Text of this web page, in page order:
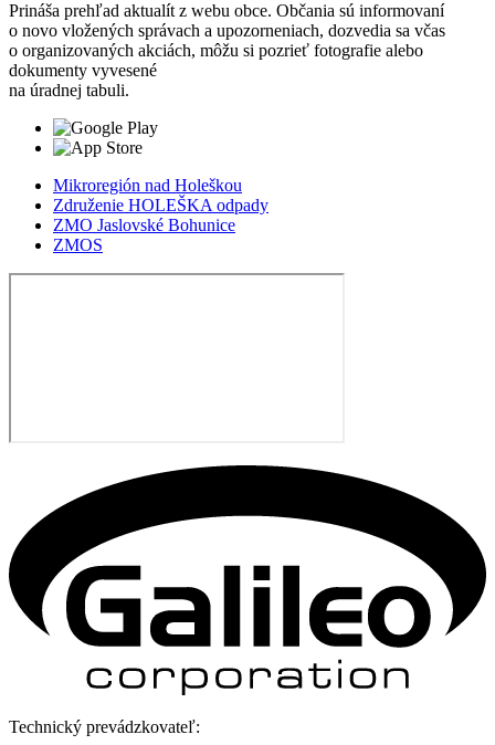
Prináša prehľad aktualít z webu obce. Občania sú informovaní
o novo vložených správach a upozorneniach, dozvedia sa včas
o organizovaných akciách, môžu si pozrieť fotografie alebo
dokumenty vyvesené
na úradnej tabuli.
Mikroregión nad Holeškou
Združenie HOLEŠKA odpady
ZMO Jaslovské Bohunice
ZMOS
Technický prevádzkovateľ: